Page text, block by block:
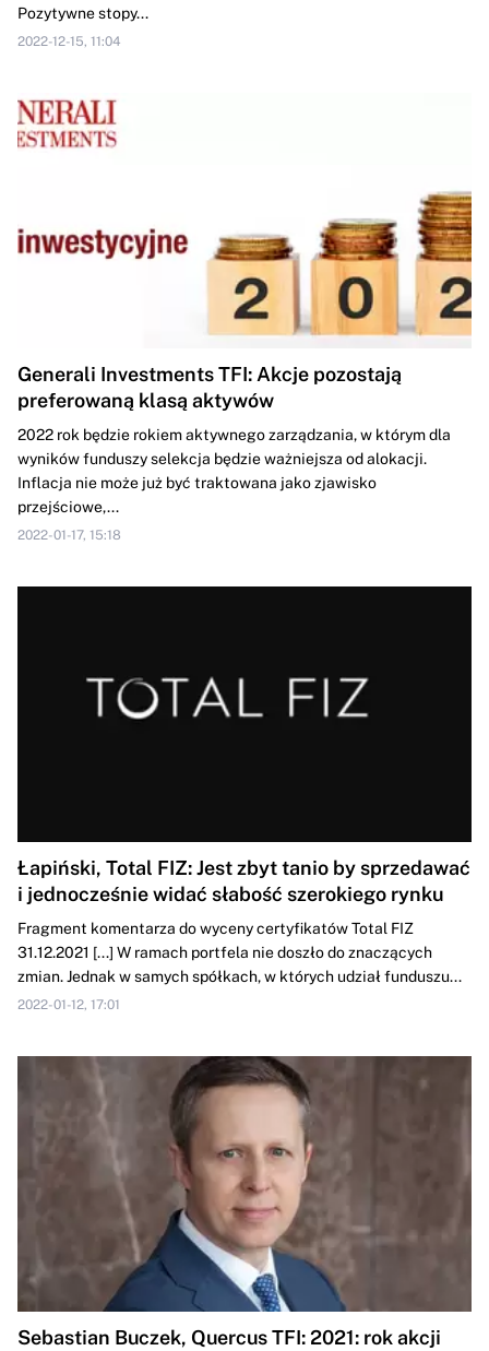
Pozytywne stopy...
2022-12-15, 11:04
Generali Investments TFI: Akcje pozostają
preferowaną klasą aktywów
2022 rok będzie rokiem aktywnego zarządzania, w którym dla
wyników funduszy selekcja będzie ważniejsza od alokacji.
Inflacja nie może już być traktowana jako zjawisko
przejściowe,...
2022-01-17, 15:18
Łapiński, Total FIZ: Jest zbyt tanio by sprzedawać
i jednocześnie widać słabość szerokiego rynku
Fragment komentarza do wyceny certyfikatów Total FIZ
31.12.2021 [...] W ramach portfela nie doszło do znaczących
zmian. Jednak w samych spółkach, w których udział funduszu...
2022-01-12, 17:01
Sebastian Buczek, Quercus TFI: 2021: rok akcji